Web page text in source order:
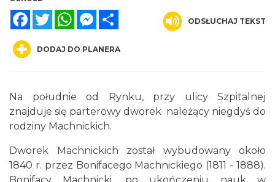
FacebookTwitterWhatsAppMessenger
ODSŁUCHAJ TEKST
DODAJ DO PLANERA
Na południe od Rynku, przy ulicy Szpitalnej
znajduje się parterowy dworek należący niegdyś do
rodziny Machnickich.
Dworek Machnickich został wybudowany około
1840 r. przez Bonifacego Machnickiego (1811 - 1888).